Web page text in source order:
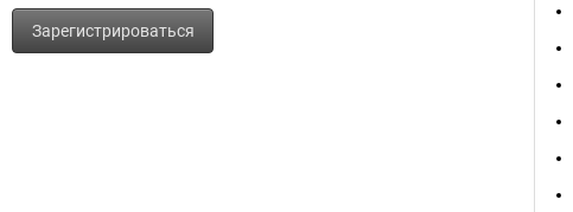
Зарегистрироваться